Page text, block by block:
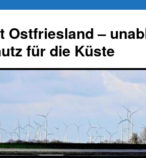
Ostfriesland –
für die Küste